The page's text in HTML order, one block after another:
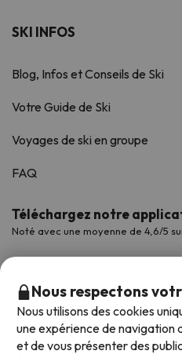
SKI INFOS
Blog, Infos et Conseils de Ski
Votre Guide de Ski
Voyages de ski en groupe
FAQ
Téléchargez notre
Noté avec une moyenne de 4,6/5
Nous respectons
Nous utilisons des cookies
une expérience de navigation
et de vous présenter des